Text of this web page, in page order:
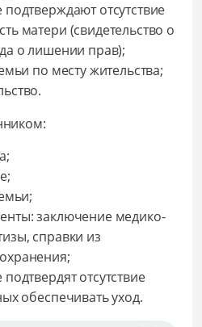
отсутствие
матери (свидетельство о
о лишении прав);
по месту жительства;
заключение медико-
справки из
отсутствие
обеспечивать уход.